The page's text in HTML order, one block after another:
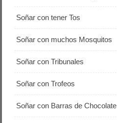
Soñar con tener Tos
Soñar con muchos Mosquitos
Soñar con Tribunales
Soñar con Trofeos
Soñar con Barras de Chocolate